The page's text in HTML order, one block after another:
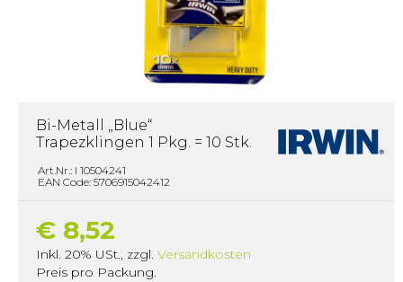
Bi-Metall „Blue“
Trapezklingen 1 Pkg. = 10 Stk.
Art.Nr.: I 10504241
EAN Code: 5706915042412
€ 8,52
Inkl. 20% USt., zzgl. Versandkosten
Preis pro Packung.